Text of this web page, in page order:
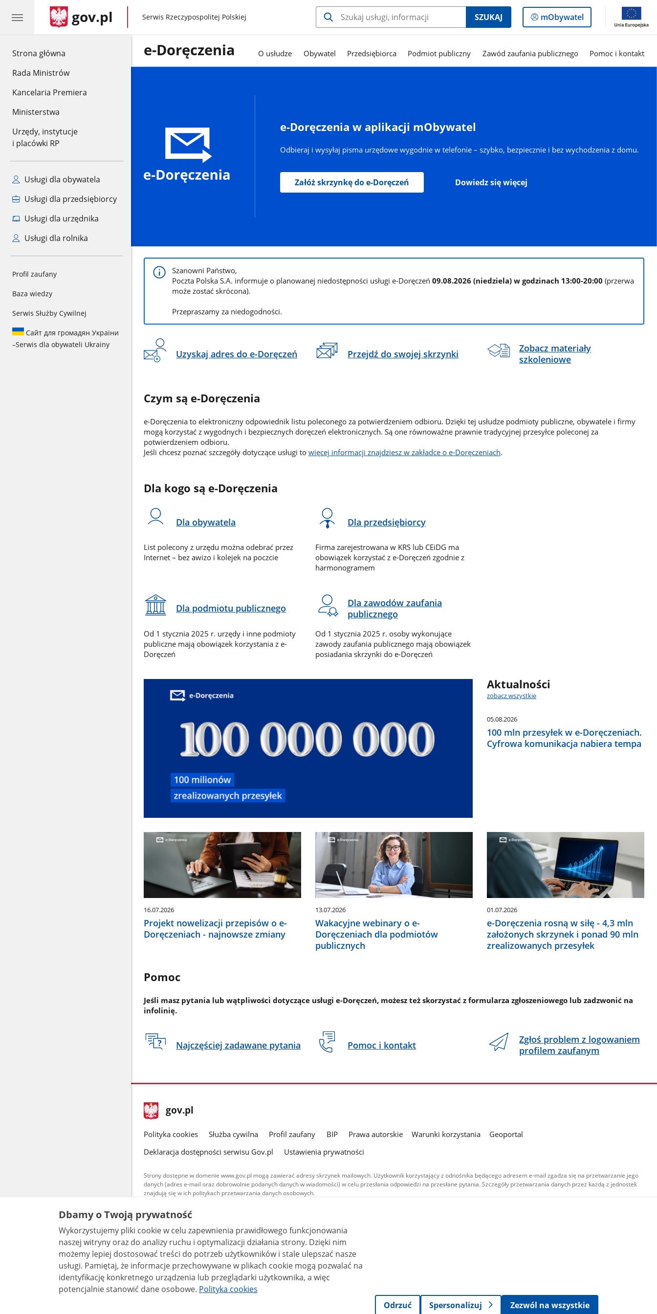
Strona główna
Rada Ministrów
Kancelaria Premiera
Ministerstwa
Urzędy, instytucje
i placówki RP
Usługi dla obywatela
Usługi dla przedsiębiorcy
Usługi dla urzędnika
Usługi dla rolnika
Profil zaufany
Baza wiedzy
Serwis Służby Cywilnej
Сайт для громадян України
–Serwis dla obywateli Ukrainy
gov.pl gov.pl
Serwis Rzeczypospolitej Polskiej SZUKAJ
Logowanie
do
mObywatel
e-Doręczenia O usłudze Obywatel Przedsiębiorca Podmiot publiczny Zawód zaufania publicznego Pomoc i kontakt
e-Doręczenia w aplikacji mObywatel
Odbieraj i wysyłaj pisma urzędowe wygodnie w telefonie – szybko, bezpiecznie i bez wychodzenia z domu.
Załóż skrzynkę do e-Doręczeń Dowiedz się więcej
Szanowni Państwo,
Poczta Polska S.A. informuje o planowanej niedostępności usługi e-Doręczeń 09.08.2026 (niedziela) w godzinach 13:00-20:00 (przerwa
może zostać skrócona).
Przepraszamy za niedogodności.
Uzyskaj adres do e-Doręczeń Przejdź do swojej skrzynki
Zobacz materiały
szkoleniowe
Czym są e-Doręczenia
e-Doręczenia to elektroniczny odpowiednik listu poleconego za potwierdzeniem odbioru. Dzięki tej usłudze podmioty publiczne, obywatele i firmy
mogą korzystać z wygodnych i bezpiecznych doręczeń elektronicznych. Są one równoważne prawnie tradycyjnej przesyłce poleconej za
potwierdzeniem odbioru.
Jeśli chcesz poznać szczegóły dotyczące usługi to więcej informacji znajdziesz w zakładce o e-Doręczeniach.
Dla kogo są e-Doręczenia
Dla obywatela
List polecony z urzędu można odebrać przez
Internet – bez awizo i kolejek na poczcie
Dla przedsiębiorcy
Firma zarejestrowana w KRS lub CEiDG ma
obowiązek korzystać z e-Doręczeń zgodnie z
harmonogramem
Dla podmiotu publicznego
Od 1 stycznia 2025 r. urzędy i inne podmioty
publiczne mają obowiązek korzystania z e-
Doręczeń
Dla zawodów zaufania
publicznego
Od 1 stycznia 2025 r. osoby wykonujące
zawody zaufania publicznego mają obowiązek
posiadania skrzynki do e-Doręczeń
Aktualności
zobacz wszystkie
05.08.2026
100 mln przesyłek w e-Doręczeniach.
Cyfrowa komunikacja nabiera tempa
16.07.2026
Projekt nowelizacji przepisów o e-
Doręczeniach - najnowsze zmiany
13.07.2026
Wakacyjne webinary o e-
Doręczeniach dla podmiotów
publicznych
01.07.2026
e-Doręczenia rosną w siłę - 4,3 mln
założonych skrzynek i ponad 90 mln
zrealizowanych przesyłek
Pomoc
Jeśli masz pytania lub wątpliwości dotyczące usługi e-Doręczeń, możesz też skorzystać z formularza zgłoszeniowego lub zadzwonić na
infolinię.
Najczęściej zadawane pytania Pomoc i kontakt
Zgłoś problem z logowaniem
profilem zaufanym
stopka
gov.pl Strona
gov.pl
gov.pl
Polityka cookies Służba cywilna Profil zaufany BIP Prawa autorskie Warunki korzystania
Geoportal
Deklaracja dostępności serwisu Gov.pl
Ustawienia prywatności
Strony dostępne w domenie www.gov.pl mogą zawierać adresy skrzynek mailowych. Użytkownik korzystający z odnośnika będącego adresem e-mail zgadza się na przetwarzanie jego
danych (adres e-mail oraz dobrowolnie podanych danych w wiadomości) w celu przesłania odpowiedzi na przesłane pytania. Szczegóły przetwarzania danych przez każdą z jednostek
znajdują się w ich politykach przetwarzania danych osobowych.
Treści tekstowe publikowane w serwisie (z wyłączeniem treści audiowizualnych), są
udostępniane na licencji typu Creative Commons: uznanie autorstwa - na tych samych
warunkach 4.0 (CC BY-SA 4.0). Materiały audiowizualne, w tym zdjęcia, materiały audio i wideo,
są udostępniane na licencji typu Creative Commons: uznanie autorstwa użycie niekomercyjne -
bez utworów zależnych 4.0 (CC BY-NC-ND 4.0), o ile nie jest to stwierdzone inaczej.
Dbamy o Twoją prywatność
Wykorzystujemy pliki cookie w celu zapewnienia prawidłowego funkcjonowania
naszej witryny oraz do analizy ruchu i optymalizacji działania strony. Dzięki nim
możemy lepiej dostosować treści do potrzeb użytkowników i stale ulepszać nasze
usługi. Pamiętaj, że informacje przechowywane w plikach cookie mogą pozwalać na
identyfikację konkretnego urządzenia lub przeglądarki użytkownika, a więc
potencjalnie stanowić dane osobowe. Polityka cookies
Odrzuć
Spersonalizuj Zezwól na wszystkie